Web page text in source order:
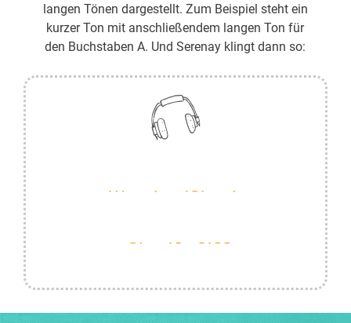
langen Tönen dargestellt. Zum Beispiel steht ein
kurzer Ton mit anschließendem langen Ton für
den Buchstaben A. Und Serenay klingt dann so: